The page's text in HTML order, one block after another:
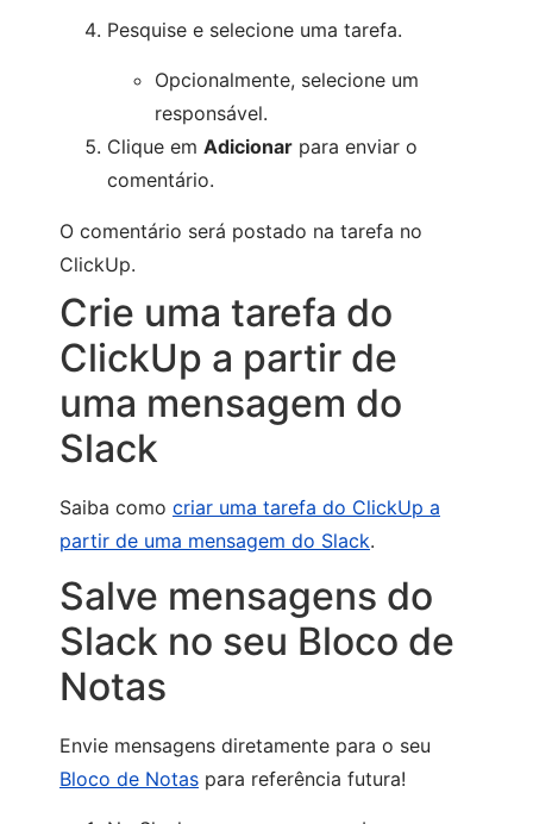
Pesquise e selecione uma tarefa.
Opcionalmente, selecione um
responsável.
Clique em Adicionar para enviar o
comentário.
O comentário será postado na tarefa no
ClickUp.
Crie uma tarefa do
ClickUp a partir de
uma mensagem do
Slack
Saiba como criar uma tarefa do ClickUp a
partir de uma mensagem do Slack.
Salve mensagens do
Slack no seu Bloco de
Notas
Envie mensagens diretamente para o seu
Bloco de Notas para referência futura!